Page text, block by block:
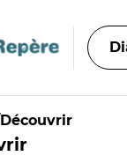
Découvrir